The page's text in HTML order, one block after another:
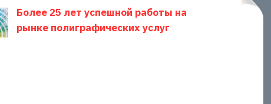
Более 25 лет успешной работы на
рынке полиграфических услуг